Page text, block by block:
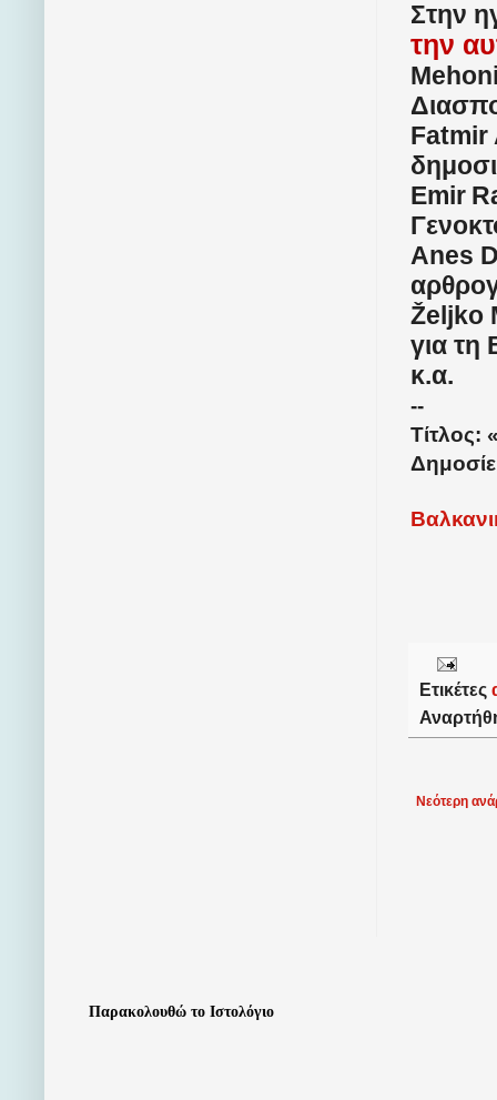
Στην
την
Fatmir
Emir
Anes
Željko
για τη
κ.α.
--
Τίτλος:
Ετικέτες
Νεότερη
Παρακολουθώ το Ιστολόγιο